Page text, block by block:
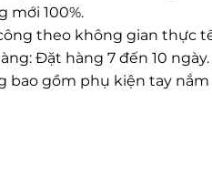
mới 100%.
theo không gian thực
Đặt hàng 7 đến 10 ngày.
bao gồm phụ kiện tay